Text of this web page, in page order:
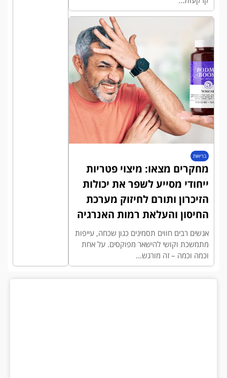
בריאות
מחקרים מצאו: מיצוי פטריות
ייחודי מסייע לשפר את יכולות
הזיכרון ותורם לחיזוק מערכת
החיסון והעלאת רמות האנרגיה
אנשים רבים חווים תסמינים כגון שכחה, עייפות
מתמשכת וקושי להישאר מפוקסים. על אחת
וכמה וכמה – זה מורגש...